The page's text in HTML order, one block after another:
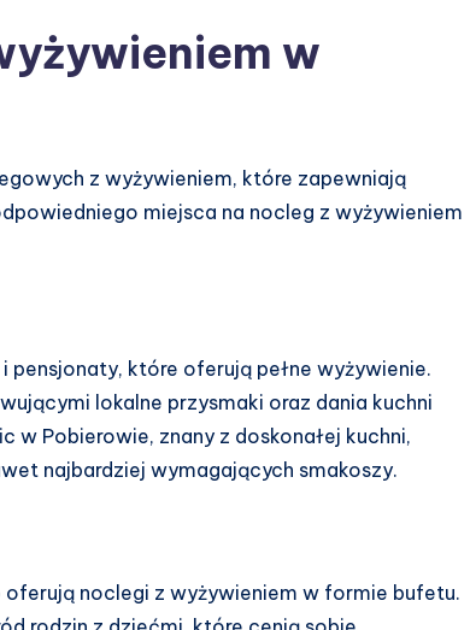
w
z wyżywieniem, które zapewniają
miejsca na nocleg z wyżywieniem
pensjonaty, które oferują pełne wyżywienie.
lokalne przysmaki oraz dania kuchni
w Pobierowie, znany z doskonałej kuchni,
najbardziej wymagających smakoszy.
noclegi z wyżywieniem w formie bufetu.